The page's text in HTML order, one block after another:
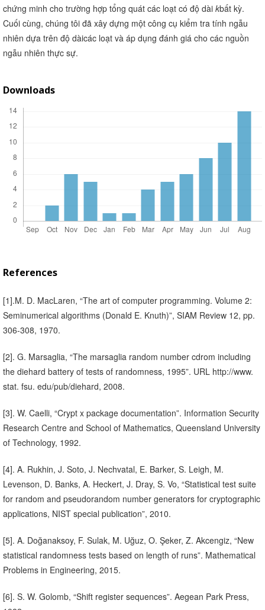
chứng minh cho trường hợp tổng quát các loạt có độ dài kbất kỳ.
Cuối cùng, chúng tôi đã xây dựng một công cụ kiểm tra tính ngẫu
nhiên dựa trên độ dàicác loạt và áp dụng đánh giá cho các nguồn
ngẫu nhiên thực sự.
Downloads
References
[1].M. D. MacLaren, “The art of computer programming. Volume 2:
Seminumerical algorithms (Donald E. Knuth)”, SIAM Review 12, pp.
306-308, 1970.
[2]. G. Marsaglia, “The marsaglia random number cdrom including
the diehard battery of tests of randomness, 1995”. URL http://www.
stat. fsu. edu/pub/diehard, 2008.
[3]. W. Caelli, “Crypt x package documentation”. Information Security
Research Centre and School of Mathematics, Queensland University
of Technology, 1992.
[4]. A. Rukhin, J. Soto, J. Nechvatal, E. Barker, S. Leigh, M.
Levenson, D. Banks, A. Heckert, J. Dray, S. Vo, “Statistical test suite
for random and pseudorandom number generators for cryptographic
applications, NIST special publication”, 2010.
[5]. A. Doğanaksoy, F. Sulak, M. Uğuz, O. Şeker, Z. Akcengiz, “New
statistical randomness tests based on length of runs”. Mathematical
Problems in Engineering, 2015.
[6]. S. W. Golomb, “Shift register sequences”. Aegean Park Press,